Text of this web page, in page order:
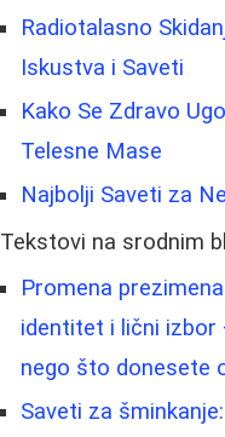
Radiotalasno
Iskustva i Saveti
Kako Se Zdravo
Telesne Mase
Najbolji Saveti za
Tekstovi na srodnim
Promena
identitet i lični
nego što donesete
Saveti za